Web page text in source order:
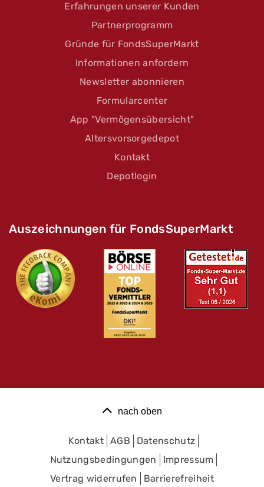
Erfahrungen unserer Kunden
Partnerprogramm
Gründe für FondsSuperMarkt
Informationen anfordern
Newsletter abonnieren
Formularcenter
App "Vermögensübersicht"
Altersvorsorgedepot
Kontakt
Depotlogin
Auszeichnungen für FondsSuperMarkt
nach oben
Kontakt AGB
Datenschutz
Nutzungsbedingungen
Impressum
Vertrag widerrufen
Barrierefreiheit